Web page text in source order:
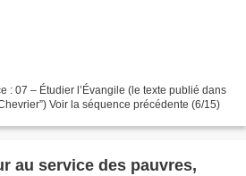
: 07 – Étudier l’Évangile (le texte publié dans
Voir la séquence précédente (6/15)
au service des pauvres,